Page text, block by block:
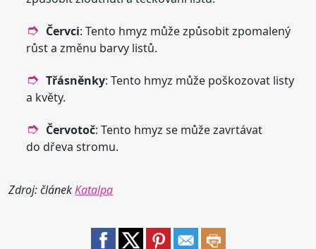
Červci: Tento hmyz může způsobit zpomalený
růst a změnu barvy listů.
Třásněnky: Tento hmyz může poškozovat listy
a květy.
Červotoč: Tento hmyz se může zavrtávat
do dřeva stromu.
Zdroj: článekKatalpa